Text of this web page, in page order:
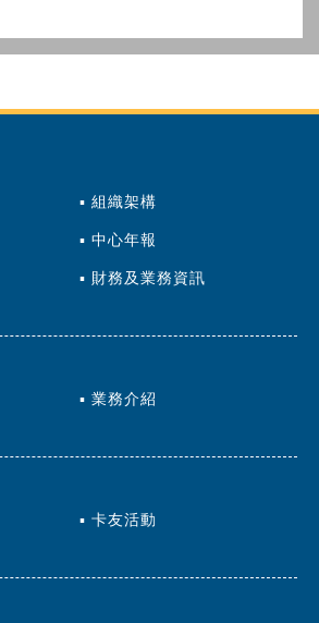
組織架構
中心年報
財務及業務資訊
業務介紹
卡友活動